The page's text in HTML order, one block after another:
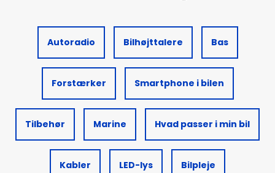
Autoradio Bilhøjttalere Bas
Forstærker Smartphone i bilen
Tilbehør Marine Hvad passer i min bil
Kabler LED-lys Bilpleje